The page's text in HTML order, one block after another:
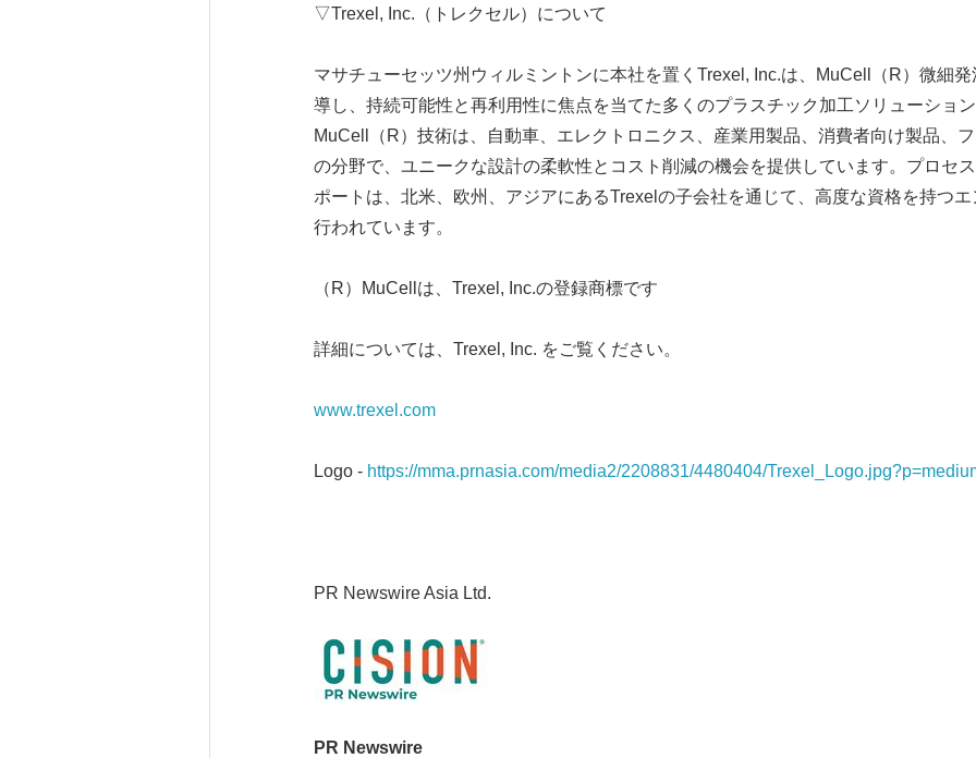
▽Trexel, Inc.（トレクセル）について
マサチューセッツ州ウィルミントンに本社を置くTrexel, Inc.は、MuCell（R）微細
導し、持続可能性と再利用性に焦点を当てた多くのプラスチック加工ソリューショ
MuCell（R）技術は、自動車、エレクトロニクス、産業用製品、消費者向け製品、
の分野で、ユニークな設計の柔軟性とコスト削減の機会を提供しています。プロセ
ポートは、北米、欧州、アジアにあるTrexelの子会社を通じて、高度な資格を持つ
行われています。
（R）MuCellは、Trexel, Inc.の登録商標です
詳細については、Trexel, Inc. をご覧ください。
www.trexel.com
Logo - https://mma.prnasia.com/media2/2208831/4480404/
PR Newswire Asia Ltd.
PR Newswire